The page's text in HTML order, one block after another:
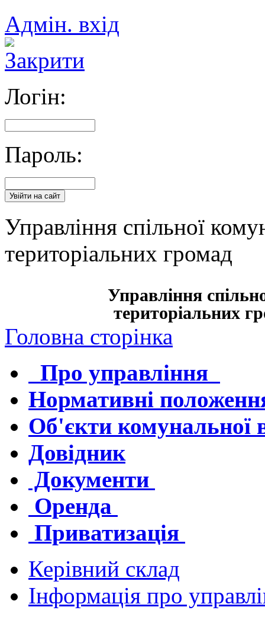
Адмін. вхід
Логін:
Пароль:
Управління спільної
територіальних громад
Управління
територіальних
Головна сторінка
Про управління
Нормативні
Об'єкти комунальної
Довідник
Документи
Оренда
Приватизація
Керівний склад
Інформація про